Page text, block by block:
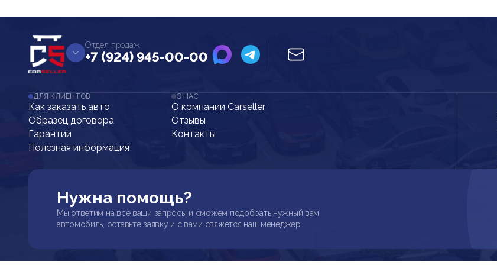
Отдел продаж
+7 (924) 945-00-00
ДЛЯ КЛИЕНТОВ
Как заказать авто
Образец договора
Гарантии
Полезная информация
О НАС
О компании Carseller
Отзывы
Контакты
Нужна помощь?
Мы ответим на все ваши запросы и сможем подобрать нужный вам
автомобиль, оставьте заявку и с вами свяжется наш менеджер